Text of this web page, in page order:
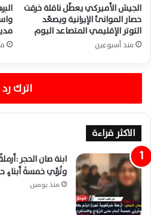
الجيش الأميركي يعطّل ناقلة خرقت
حصار الموانئ الإيرانية ويصعّد
التوتر الإقليمي المتصاعد اليوم
منذ أسبوعين
اترك رد
الاكثر قراءة
ابنة صان الحجر
وتُربِّي خمسةَ أبناءٍ
منذ يومين